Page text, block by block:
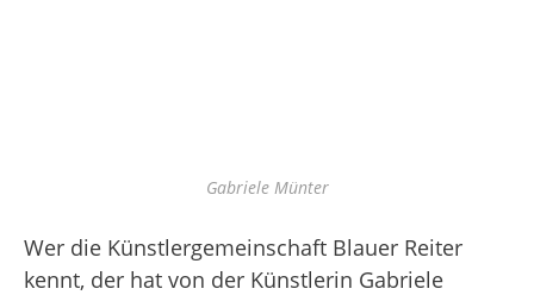
Gabriele Münter
Wer die Künstlergemeinschaft Blauer Reiter
kennt, der hat von der Künstlerin Gabriele